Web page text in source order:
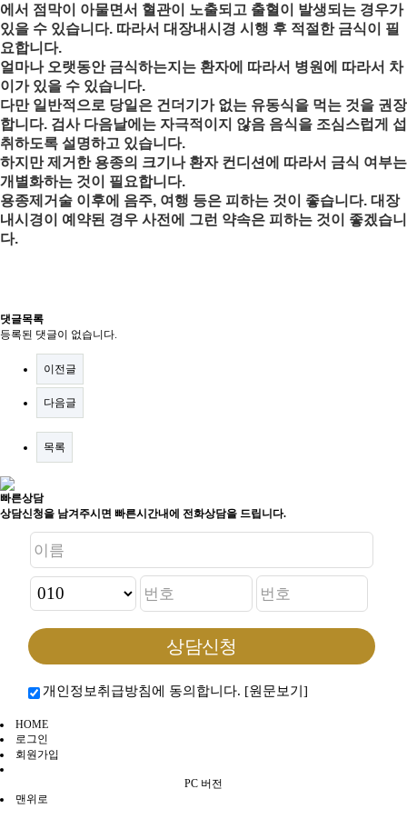
에서 점막이 아물면서 혈관이 노출되고 출혈이 발생되는 경우가
있을 수 있습니다. 따라서 대장내시경 시행 후 적절한 금식이 필
요합니다.
얼마나 오랫동안 금식하는지는 환자에 따라서 병원에 따라서 차
이가 있을 수 있습니다.
다만 일반적으로 당일은 건더기가 없는 유동식을 먹는 것을 권장
합니다. 검사 다음날에는 자극적이지 않음 음식을 조심스럽게 섭
취하도록 설명하고 있습니다.
하지만 제거한 용종의 크기나 환자 컨디션에 따라서 금식 여부는
개별화하는 것이 필요합니다.
용종제거술 이후에 음주, 여행 등은 피하는 것이 좋습니다. 대장
내시경이 예약된 경우 사전에 그런 약속은 피하는 것이 좋겠습니
다.
댓글목록
등록된 댓글이 없습니다.
이전글
다음글
목록
빠른상담
상담신청을 남겨주시면 빠른시간내에 전화상담을 드립니다.
개인정보취급방침에 동의합니다. [원문보기]
HOME
로그인
회원가입
PC 버전
맨위로